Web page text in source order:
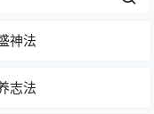
神法
志法